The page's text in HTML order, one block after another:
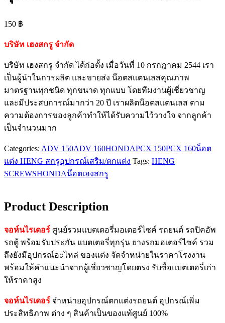
150 ฿
บริษัท เฮงสกรู จำกัด
บริษัท เฮงสกรู จำกัด ได้ก่อตั้ง เมื่อวันที่ 10 กรกฎาคม 2544 เรา
เป็นผู้นำในการผลิต และขายส่ง น๊อตสแตนเลสคุณภาพ
มาตรฐานทุกชนิด ทุกขนาด ทุกแบบ โดยทีมงานผู้เชี่ยวชาญ
และมีประสบการณ์มากว่า 20 ปี เราผลิตน๊อตสแตนเลส ตาม
ความต้องการของลูกค้าทำให้ได้รับความไว้วางใจ จากลูกค้า
เป็นจำนวนมาก
Categories: ADV 150ADV 160HONDAPCX 150PCX 160น็อต
แต่ง HENG สกรูอุปกรณ์เสริม/ตกแต่ง Tags: HENG
SCREWSHONDAน๊อตเฮงสกรู
Product Description
จอห์นไรเดอร์ ศูนย์รวมแบตเตอรี่มอเตอร์ไซค์ รถยนต์ รถปิคอัพ
รถตู้ พร้อมรับประกัน แบตเตอรี่ทุกรุ่น ยางรถมอเตอร์ไซค์ รวม
ถึงยังมีอุปกรณ์อะไหล่ ของแต่ง จัดจำหน่ายในราคาโรงงาน
พร้อมให้คำแนะนำจากผู้เชี่ยวชาญโดยตรง รับซื้อแบตเตอรี่เก่า
ให้ราคาสูง
จอห์นไรเดอร์ จำหน่ายอุปกรณ์ตกแต่งรถยนต์ อุปกรณ์เพิ่ม
ประสิทธิภาพ ต่าง ๆ สินค้าเป็นของแท้ศูนย์ 100%